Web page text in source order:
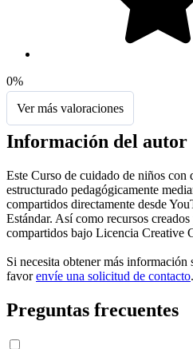
0%
Ver más valoraciones
Información del autor
Este Curso de cuidado de niños con
estructurado pedagógicamente
compartidos directamente desde
Estándar. Así como recursos
compartidos bajo Licencia Creative
Si necesita obtener más información
favorenvíe una solicitud de contacto.
Preguntas frecuentes